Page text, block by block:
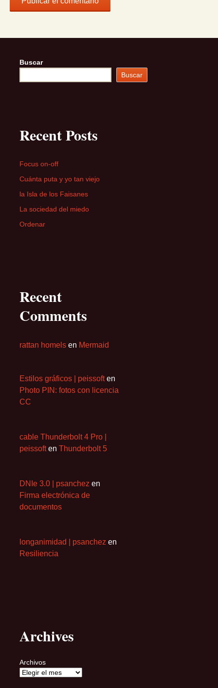
Buscar
Buscar
Recent Posts
Focus on-off
Cuánta puta y yo tan viejo
la Isla de los Faisanes
La sociedad del miedo
Ordenar
Recent
Comments
rattan homels en Mermaid
Estilos gráficos | peissoften
Photo PIN: fotos con licencia
CC
cable Thunderbolt 4 Pro |
peissoften Thunderbolt 5
DNIe 3.0 | psanchez en
Firma electrónica de
documentos
longanimidad | psanchez en
Resiliencia
Archives
Archivos